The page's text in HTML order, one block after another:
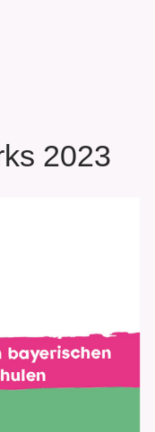
2023